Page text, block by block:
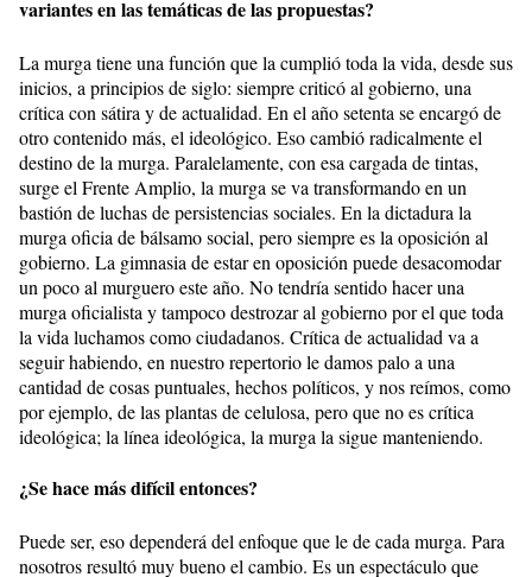
variantes en las temáticas de las propuestas?
La murga tiene una función que la cumplió toda la vida, desde sus
inicios, a principios de siglo: siempre criticó al gobierno, una
crítica con sátira y de actualidad. En el año setenta se encargó de
otro contenido más, el ideológico. Eso cambió radicalmente el
destino de la murga. Paralelamente, con esa cargada de tintas,
surge el Frente Amplio, la murga se va transformando en un
bastión de luchas de persistencias sociales. En la dictadura la
murga oficia de bálsamo social, pero siempre es la oposición al
gobierno. La gimnasia de estar en oposición puede desacomodar
un poco al murguero este año. No tendría sentido hacer una
murga oficialista y tampoco destrozar al gobierno por el que toda
la vida luchamos como ciudadanos. Crítica de actualidad va a
seguir habiendo, en nuestro repertorio le damos palo a una
cantidad de cosas puntuales, hechos políticos, y nos reímos, como
por ejemplo, de las plantas de celulosa, pero que no es crítica
ideológica; la línea ideológica, la murga la sigue manteniendo.
¿Se hace más difícil entonces?
Puede ser, eso dependerá del enfoque que le de cada murga. Para
nosotros resultó muy bueno el cambio. Es un espectáculo que